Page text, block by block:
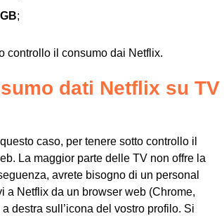
;
controllo il consumo dai Netflix.
dati Netflix su TV
caso, per tenere sotto controllo il
. La maggior parte delle TV non offre la
avrete bisogno di un personal
a Netflix da un browser web (Chrome,
destra sull’icona del vostro profilo. Si